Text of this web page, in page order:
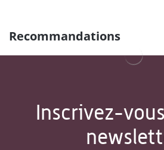
Recommandations
Inscrivez-